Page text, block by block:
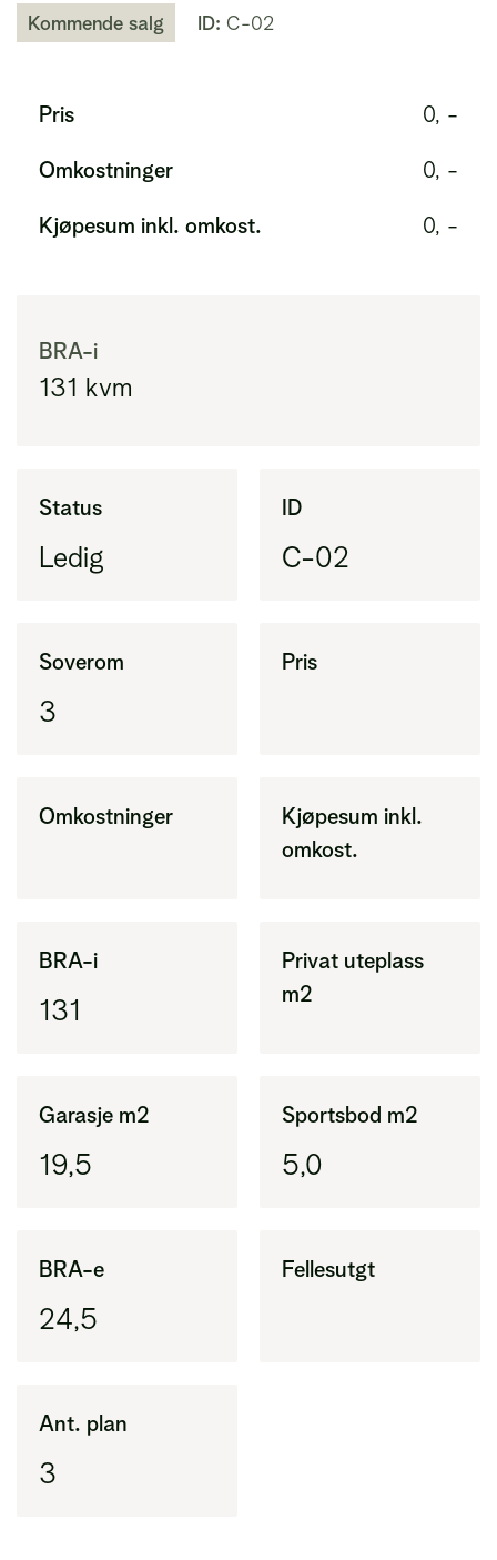
Kommende salg ID: C-02
Pris 0, -
Omkostninger 0, -
Kjøpesum inkl. omkost. 0, -
BRA-i
131 kvm
Status
Ledig
ID
C-02
Soverom
3
Pris
Omkostninger
Kjøpesum inkl.
omkost.
BRA-i
131
Privat uteplass
m2
Garasje m2
19,5
Sportsbod m2
5,0
BRA-e
24,5
Fellesutgt
Ant. plan
3